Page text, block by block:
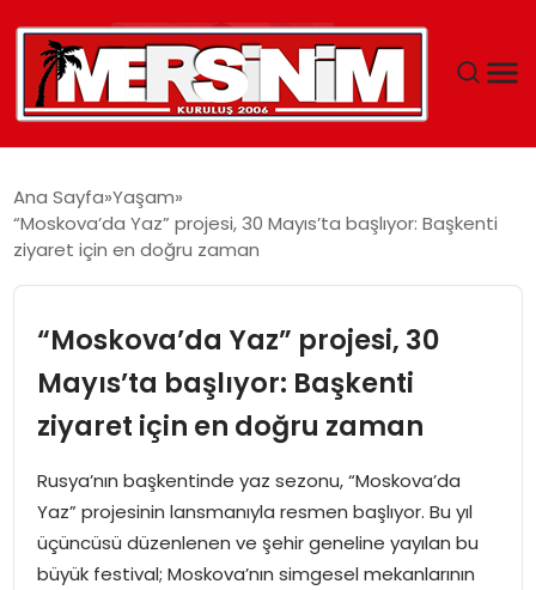
YAŞAM
EĞITIM
SPOR
EKONOMI
Ana Sayfa Yaşam
“Moskova’da Yaz” projesi, 30 Mayıs’ta başlıyor: Başkenti
ziyaret için en doğru zaman
“Moskova’da Yaz” projesi, 30
Mayıs’ta başlıyor: Başkenti
ziyaret için en doğru zaman
Rusya’nın başkentinde yaz sezonu, “Moskova’da
Yaz” projesinin lansmanıyla resmen başlıyor. Bu yıl
üçüncüsü düzenlenen ve şehir geneline yayılan bu
büyük festival; Moskova’nın simgesel mekanlarının